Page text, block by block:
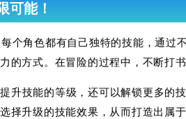
可能！
个角色都有自己独特的技能，通过
的方式。在冒险的过程中，不断打
升技能的等级，还可以解锁更多的
择升级的技能效果，从而打造出属